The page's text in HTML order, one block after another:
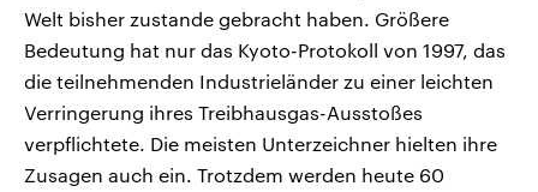
Welt bisher zustande gebracht haben. Größere
Bedeutung hat nur das Kyoto-Protokoll von 1997, das
die teilnehmenden Industrieländer zu einer leichten
Verringerung ihres Treibhausgas-Ausstoßes
verpflichtete. Die meisten Unterzeichner hielten ihre
Zusagen auch ein. Trotzdem werden heute 60